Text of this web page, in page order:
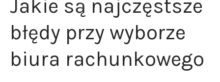
Jakie są najczęstsze
błędy przy wyborze
biura rachunkowego